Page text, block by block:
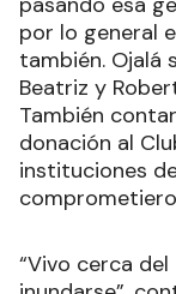
por lo general
también. Ojalá
Beatriz y
También
donación al
instituciones
“Vivo cerca